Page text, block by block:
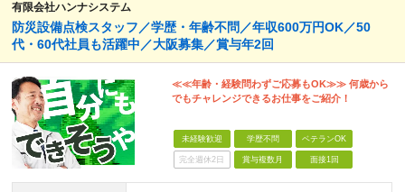
有限会社ハンナシステム
防災設備点検スタッフ／学歴・年齢不問／年収600万円OK／50
代・60代社員も活躍中／大阪募集／賞与年2回
≪≪年齢・経験問わずご応募もOK≫≫ 何歳から
でもチャレンジできるお仕事をご紹介！
未経験歓迎 学歴不問 ベテランOK
完全週休2日 賞与複数月 面接1回